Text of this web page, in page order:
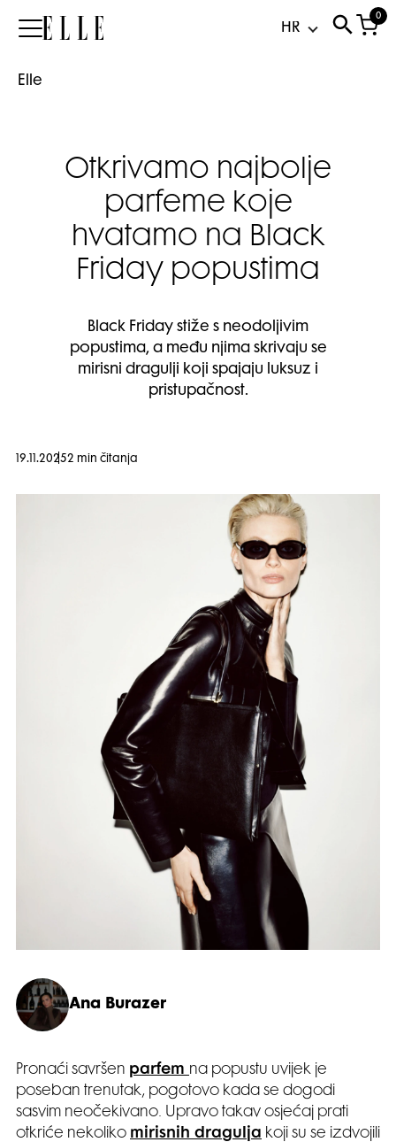
Elle
0
Elle
Otkrivamo najbolje
parfeme koje
hvatamo na Black
Friday popustima
Black Friday stiže s neodoljivim
popustima, a među njima skrivaju se
mirisni dragulji koji spajaju luksuz i
pristupačnost.
19.11.20252 min čitanja
Ana Burazer
Pronaći savršen parfem na popustu uvijek je
poseban trenutak, pogotovo kada se dogodi
sasvim neočekivano. Upravo takav osjećaj prati
otkriće nekoliko mirisnih dragulja koji su se izdvojili